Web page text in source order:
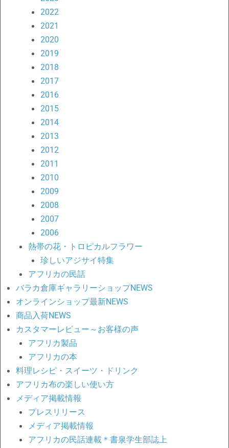
2022
2021
2020
2019
2018
2017
2016
2015
2014
2013
2012
2011
2010
2009
2008
2007
2006
熱帯の花・トロピカルフラワー
珍しいアジサイ特集
アフリカの民話
バラカ倉庫ギャラリーショップNEWS
オンラインショップ最新NEWS
商品入荷NEWS
カスタマーレビュー～お客様の声
アフリカ製品
アフリカの本
料理レシピ・スイーツ・ドリンク
アフリカ布の楽しい使い方
メディア掲載情報
プレスリリース
メディア掲載情報
アフリカの民話連載＊書泉学生部誌上